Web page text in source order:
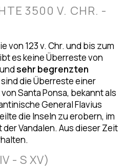
3500 V. CHR. -
von 123 v. Chr. und bis zum
es keine Überreste von
sehr begrenzten
sind die Überreste einer
Santa Ponsa, bekannt als
General Flavius
die Inseln zu erobern, im
Vandalen. Aus dieser Zeit
- S XV)